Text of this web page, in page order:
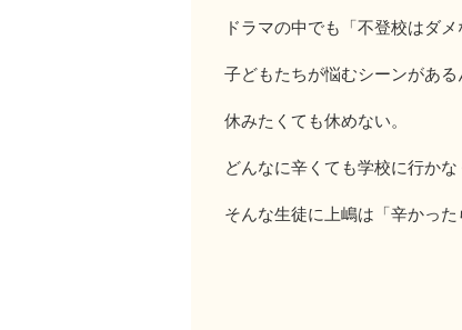
ドラマの中でも「不登校はダ
子どもたちが悩むシーンがある
休みたくても休めない。
どんなに辛くても学校に行かな
そんな生徒に上嶋は「辛かっ